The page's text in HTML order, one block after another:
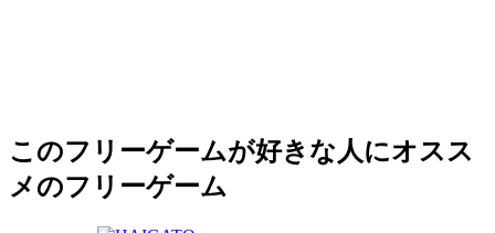
このフリーゲームが好きな人にオスス
メのフリーゲーム